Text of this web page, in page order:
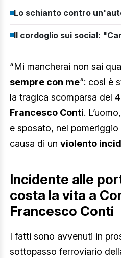
Lo schianto contro
Il cordoglio sui social:
“Mi mancherai non sai
sempre con me“: così è
la tragica scomparsa del
Francesco Conti.
e sposato, nel
causa di un violento
Incidente alle
costa la vita a
Francesco Conti
I fatti sono avvenuti in
sottopasso ferroviario